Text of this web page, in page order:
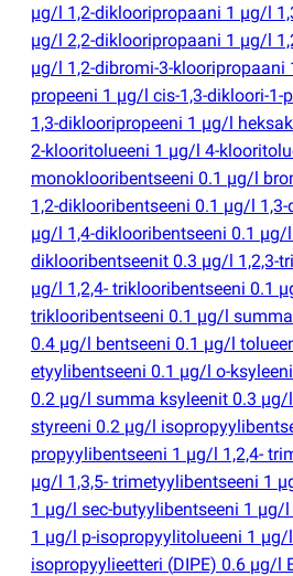
µg/l 1,2-diklooripropaani 1 µg/l
µg/l 2,2-diklooripropaani 1 µg/l
µg/l 1,2-dibromi-3-klooripropaani
propeeni 1 µg/l cis-1,3-dikloori-1-
1,3-diklooripropeeni 1 µg/l
2-klooritolueeni 1 µg/l 4-
monoklooribentseeni 0.1 µg/l
1,2-diklooribentseeni 0.1 µg/l
µg/l 1,4-diklooribentseeni 0.1 µg/
diklooribentseenit 0.3 µg/l 1,2,3-
µg/l 1,2,4- triklooribentseeni 0.1
triklooribentseeni 0.1 µg/l
0.4 µg/l bentseeni 0.1 µg/l
etyylibentseeni 0.1 µg/l o-
0.2 µg/l summa ksyleenit 0.3 µg/
styreeni 0.2 µg/l
propyylibentseeni 1 µg/l 1,2,4-
µg/l 1,3,5- trimetyylibentseeni 1
1 µg/l sec-butyylibentseeni 1 µg/
1 µg/l p-isopropyylitolueeni 1
isopropyylieetteri (DIPE) 0.6 µg/l